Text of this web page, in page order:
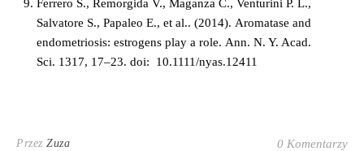
Ferrero S., Remorgida V., Maganza C., Venturini P. L.,
Salvatore S., Papaleo E., et al.. (2014). Aromatase and
endometriosis: estrogens play a role. Ann. N. Y. Acad.
Sci. 1317, 17–23. doi: 10.1111/nyas.12411
Przez Zuza 0 Komentarzy